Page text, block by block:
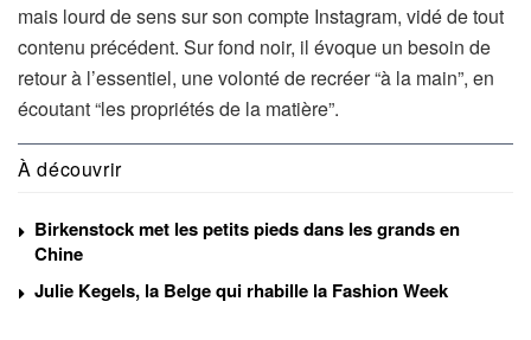
mais lourd de sens sur son compte Instagram, vidé de tout
contenu précédent. Sur fond noir, il évoque un besoin de
retour à l’essentiel, une volonté de recréer “à la main”, en
écoutant “les propriétés de la matière”.
À découvrir
Birkenstock met les petits pieds dans les grands en
Chine
Julie Kegels, la Belge qui rhabille la Fashion Week